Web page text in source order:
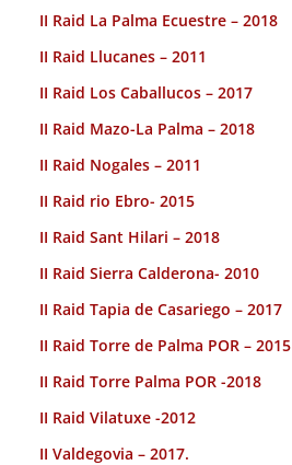
II Raid La Palma Ecuestre – 2018
II Raid Llucanes – 2011
II Raid Los Caballucos – 2017
II Raid Mazo-La Palma – 2018
II Raid Nogales – 2011
II Raid rio Ebro- 2015
II Raid Sant Hilari – 2018
II Raid Sierra Calderona- 2010
II Raid Tapia de Casariego – 2017
II Raid Torre de Palma POR – 2015
II Raid Torre Palma POR -2018
II Raid Vilatuxe -2012
II Valdegovia – 2017.